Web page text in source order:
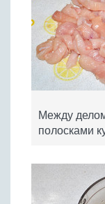
Между
полосками